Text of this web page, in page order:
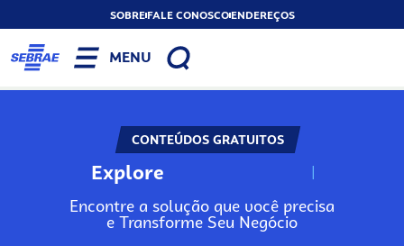
SOBREFALE CONOSCOENDEREÇOS
MENU
CONTEÚDOS GRATUITOS
Explore N
Encontre a solução que você precisa
e Transforme Seu Negócio